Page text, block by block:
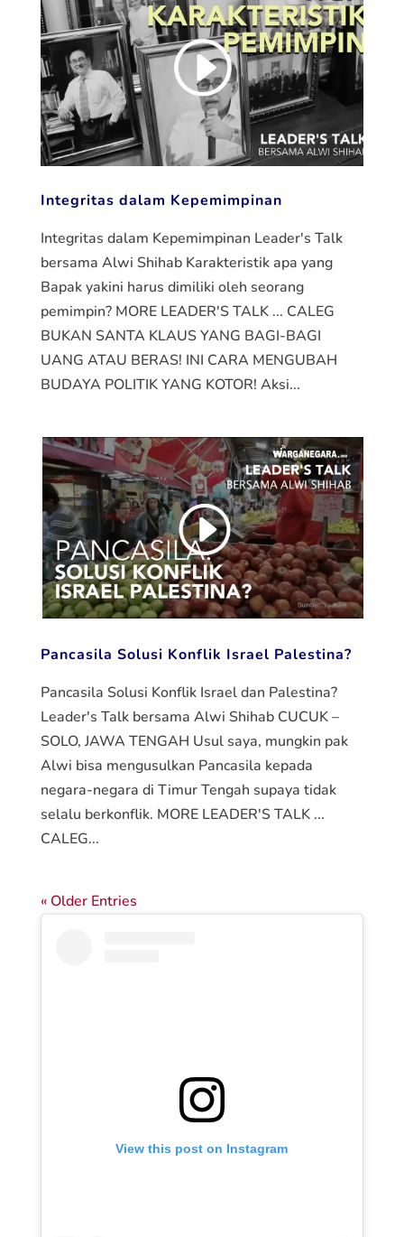
Integritas dalam Kepemimpinan
Integritas dalam Kepemimpinan Leader's Talk
bersama Alwi Shihab Karakteristik apa yang
Bapak yakini harus dimiliki oleh seorang
pemimpin? MORE LEADER'S TALK ... CALEG
BUKAN SANTA KLAUS YANG BAGI-BAGI
UANG ATAU BERAS! INI CARA MENGUBAH
BUDAYA POLITIK YANG KOTOR! Aksi...
Pancasila Solusi Konflik Israel Palestina?
Pancasila Solusi Konflik Israel dan Palestina?
Leader's Talk bersama Alwi Shihab CUCUK –
SOLO, JAWA TENGAH Usul saya, mungkin pak
Alwi bisa mengusulkan Pancasila kepada
negara-negara di Timur Tengah supaya tidak
selalu berkonflik. MORE LEADER'S TALK ...
CALEG...
« Older Entries
View this post on Instagram